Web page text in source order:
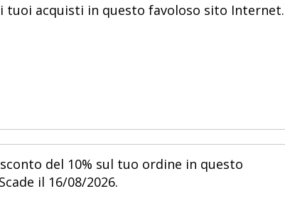
tuoi acquisti in questo favoloso sito Internet.
del 10% sul tuo ordine in questo
il 16/08/2026.